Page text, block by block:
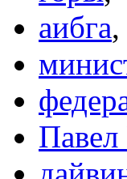
аибга,